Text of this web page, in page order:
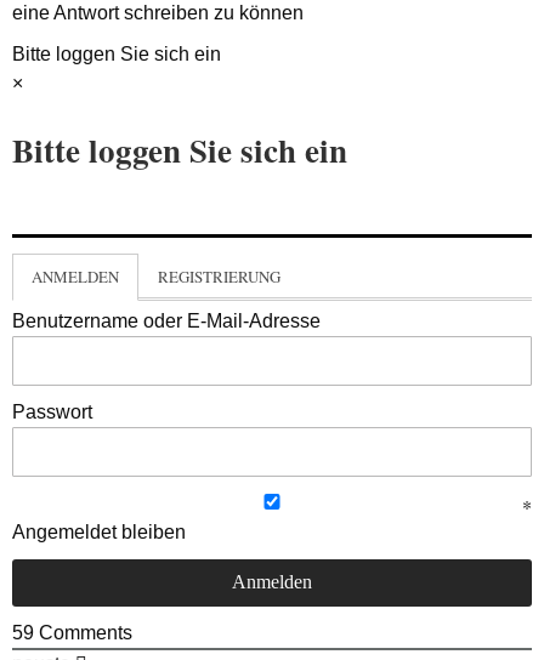
eine Antwort schreiben zu können
Bitte loggen Sie sich ein
×
Bitte loggen Sie sich ein
ANMELDEN REGISTRIERUNG
Benutzername oder E-Mail-Adresse
Passwort
Angemeldet bleiben
59 Comments